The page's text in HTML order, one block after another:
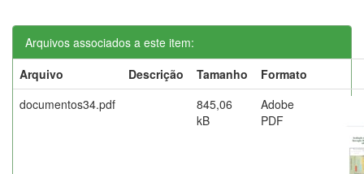
Arquivos associados a este item:
Arquivo
Descrição Tamanho
Formato
documentos34.pdf
845,06
kB
Adobe
PDF